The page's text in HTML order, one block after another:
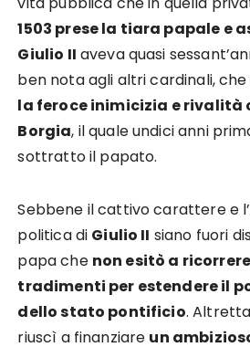
1503 prese la tiara papale e
Giulio II aveva quasi
ben nota agli altri cardinali, che
la feroce inimicizia e rivalità
Borgia, il quale undici anni
sottratto il papato.
Sebbene il cattivo carattere e
politica di Giulio II siano fuori
papa che non esitò a
tradimenti per estendere il
dello stato pontificio.
riuscì a finanziare un